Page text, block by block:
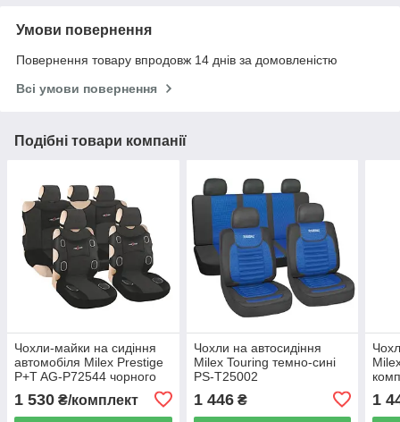
Умови повернення
Повернення товару впродовж 14 днів за домовленістю
Всі умови повернення
Подібні товари компанії
Чохли-майки на сидіння
автомобіля Milex Prestige
P+T AG-P72544 чорного
1 530 ₴/комплект
Чохли на автосидіння
Milex Touring темно-сині
PS-T25002
1 446₴ 1